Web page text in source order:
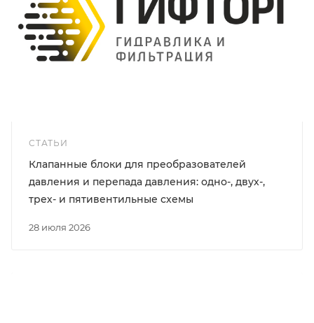
СТАТЬИ
28 июля 2026
Клапанные блоки для преобразователей
давления и перепада давления: одно-, двух-,
трех- и пятивентильные схемы